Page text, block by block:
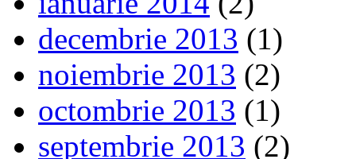
decembrie 2013 (1)
noiembrie 2013 (2)
octombrie 2013 (1)
septembrie 2013 (2)